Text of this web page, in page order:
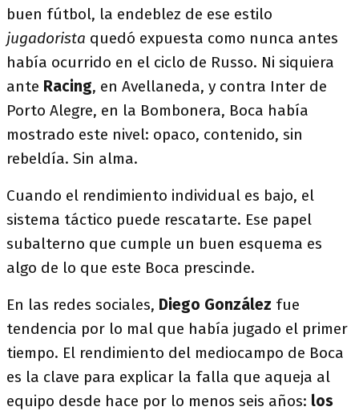
buen fútbol, la endeblez de ese estilo
jugadorista quedó expuesta como nunca antes
había ocurrido en el ciclo de Russo. Ni siquiera
ante Racing, en Avellaneda, y contra Inter de
Porto Alegre, en la Bombonera, Boca había
mostrado este nivel: opaco, contenido, sin
rebeldía. Sin alma.
Cuando el rendimiento individual es bajo, el
sistema táctico puede rescatarte. Ese papel
subalterno que cumple un buen esquema es
algo de lo que este Boca prescinde.
En las redes sociales, Diego González fue
tendencia por lo mal que había jugado el primer
tiempo. El rendimiento del mediocampo de Boca
es la clave para explicar la falla que aqueja al
equipo desde hace por lo menos seis años: los